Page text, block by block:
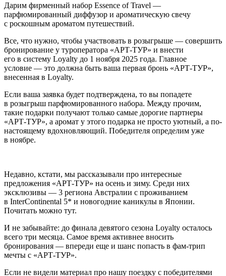
Дарим фирменный набор Essence of Travel —
парфюмированный диффузор и ароматическую свечу
с роскошным ароматом путешествий.
Все, что нужно, чтобы участвовать в розыгрыше — совершить
бронирование у туроператора «АРТ-ТУР» и внести
его в систему Loyalty до 1 ноября 2025 года. Главное
условие — это должна быть ваша первая бронь «АРТ-ТУР»,
внесенная в Loyalty.
Если ваша заявка будет подтверждена, то вы попадете
в розыгрыш парфюмированного набора. Между прочим,
такие подарки получают только самые дорогие партнеры
«АРТ-ТУР», а аромат у этого подарка не просто уютный, а по-
настоящему вдохновляющий. Победителя определим уже
в ноябре.
Недавно, кстати, мы рассказывали про интересные
предложения «АРТ-ТУР» на осень и зиму. Среди них
эксклюзивы — 3 региона Австралии с проживанием
в InterContinental 5* и новогодние каникулы в Японии.
Почитать можно тут.
И не забывайте: до финала девятого сезона Loyalty осталось
всего три месяца. Самое время активнее вносить
бронирования — впереди еще и шанс попасть в фам-трип
мечты с «АРТ-ТУР».
Если не видели материал про нашу поездку с победителями